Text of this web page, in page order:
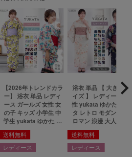
【2026年トレンドカラ
ー】 浴衣 単品 レディ
ース ガールズ 女性 女
の子 キッズ 小学生 中
学生 yukata ゆかた ユ
カタ レトロ モダン 大
正ロマン 浪漫 大人 綺
麗 可愛い おしゃれ 10
代 20代 30代 40代 浴衣
送料無料
レディース
浴衣 単品 【 大きいサ
イズ 】 レディース 女
性 yukata ゆかた ユカ
タ レトロ モダン 大正
ロマン 浪漫 大人 綺麗
可愛い おしゃれ 10代
20代 30代 40代 浴衣単
品 TL BL 3L 4L トール
サイズ 高身長 ワイドサ
送料無料
レディース